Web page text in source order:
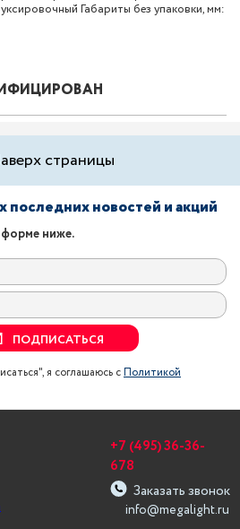
Габариты без упаковки, мм:
страницы
последних новостей и акций
ниже.
ПОДПИСАТЬСЯ
я соглашаюсь сПолитикой
info@megalight.ru
+7 (495) 36-36-
678
Заказать звонок